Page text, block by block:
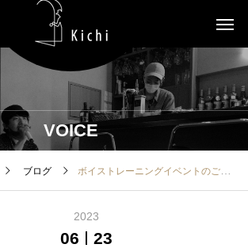
VOICE
ブログ ボイストレーニングイベントのご案内
2023
06 23